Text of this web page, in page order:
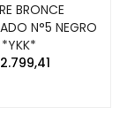
BRONCE
N°5 NEGRO
*YKK*